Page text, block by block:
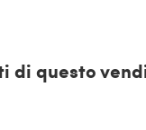
di questo